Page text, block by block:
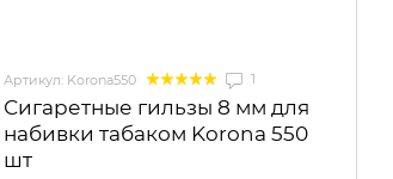
Артикул: Korona550 1
Сигаретные гильзы 8 мм для
набивки табаком Korona 550
шт